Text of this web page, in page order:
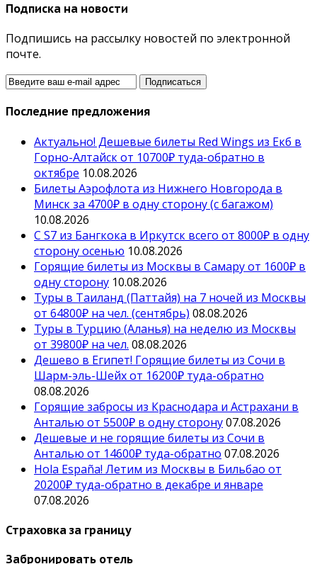
Подписка на новости
Подпишись на рассылку новостей по электронной
почте.
Последние предложения
Актуально! Дешевые билеты Red Wings из Екб в
Горно-Алтайск от 10700₽ туда-обратно в
октябре 10.08.2026
Билеты Аэрофлота из Нижнего Новгорода в
Минск за 4700₽ в одну сторону (с багажом)
10.08.2026
С S7 из Бангкока в Иркутск всего от 8000₽ в одну
сторону осенью 10.08.2026
Горящие билеты из Москвы в Самару от 1600₽ в
одну сторону 10.08.2026
Туры в Таиланд (Паттайя) на 7 ночей из Москвы
от 64800₽ на чел. (сентябрь) 08.08.2026
Туры в Турцию (Аланья) на неделю из Москвы
от 39800₽ на чел. 08.08.2026
Дешево в Египет! Горящие билеты из Сочи в
Шарм-эль-Шейх от 16200₽ туда-обратно
08.08.2026
Горящие забросы из Краснодара и Астрахани в
Анталью от 5500₽ в одну сторону07.08.2026
Дешевые и не горящие билеты из Сочи в
Анталью от 14600₽ туда-обратно 07.08.2026
Hola España! Летим из Москвы в Бильбао от
20200₽ туда-обратно в декабре и январе
07.08.2026
Страховка за границу
Забронировать отель